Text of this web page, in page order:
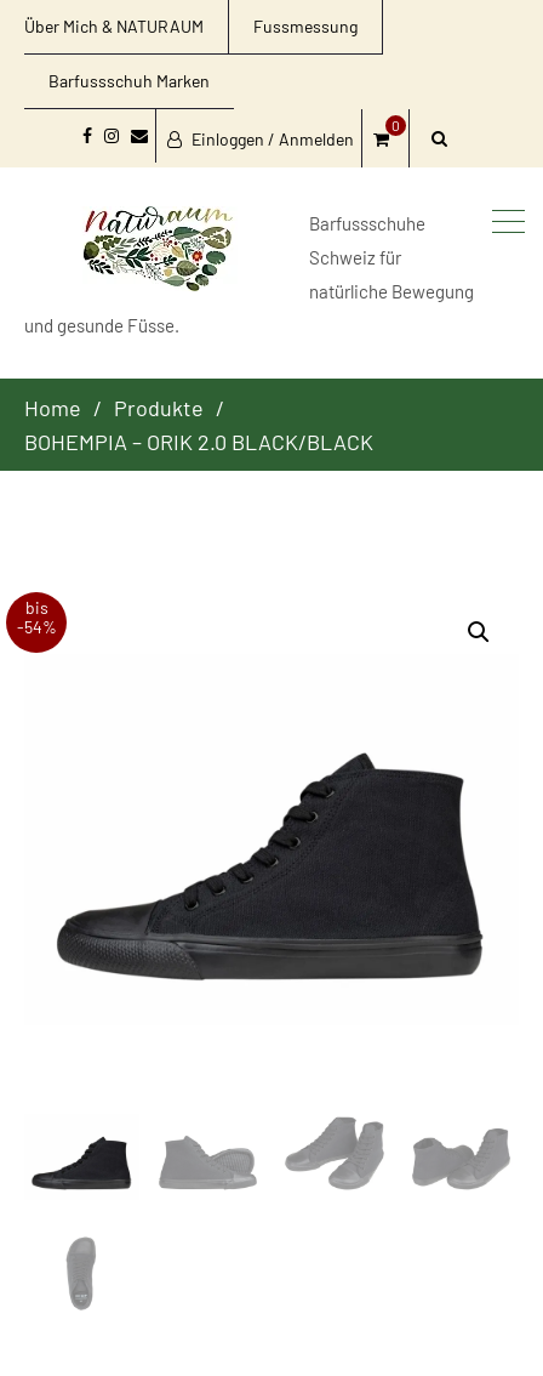
Über Mich & NATURAUM Fussmessung
Barfussschuh Marken
Facebook
Instagram
Email
Einloggen / Anmelden
0
Barfussschuhe
Schweiz für
natürliche Bewegung
und gesunde Füsse.
Home
Produkte
BOHEMPIA – ORIK 2.0 BLACK/BLACK
bis
-54%